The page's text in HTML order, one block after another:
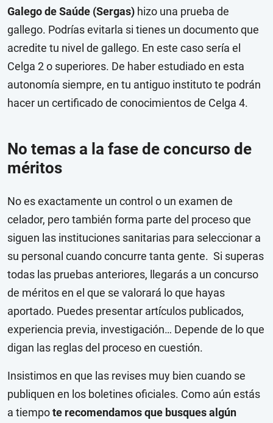
Galego de Saúde (Sergas) hizo una prueba de
gallego. Podrías evitarla si tienes un documento que
acredite tu nivel de gallego. En este caso sería el
Celga 2 o superiores. De haber estudiado en esta
autonomía siempre, en tu antiguo instituto te podrán
hacer un certificado de conocimientos de Celga 4.
No temas a la fase de concurso de
méritos
No es exactamente un control o un examen de
celador, pero también forma parte del proceso que
siguen las instituciones sanitarias para seleccionar a
su personal cuando concurre tanta gente. Si superas
todas las pruebas anteriores, llegarás a un concurso
de méritos en el que se valorará lo que hayas
aportado. Puedes presentar artículos publicados,
experiencia previa, investigación… Depende de lo que
digan las reglas del proceso en cuestión.
Insistimos en que las revises muy bien cuando se
publiquen en los boletines oficiales. Como aún estás
a tiempote recomendamos que busques algún